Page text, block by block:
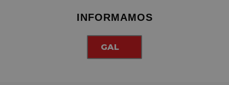
INFORMAMOS
GAL